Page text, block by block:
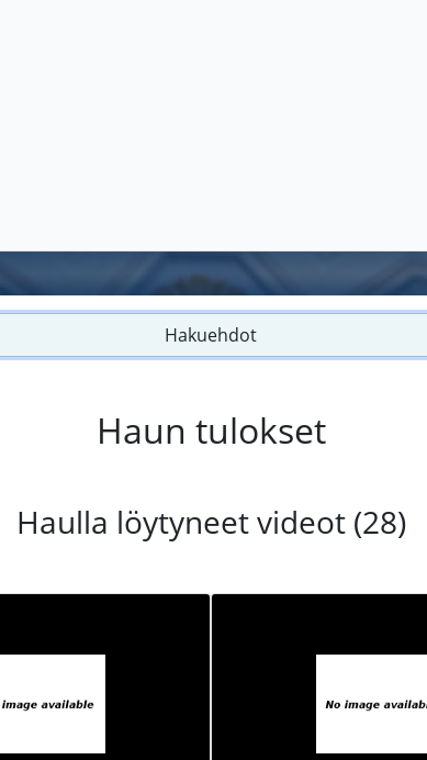
Hakuehdot
Haun tulokset
Haulla löytyneet videot (28)